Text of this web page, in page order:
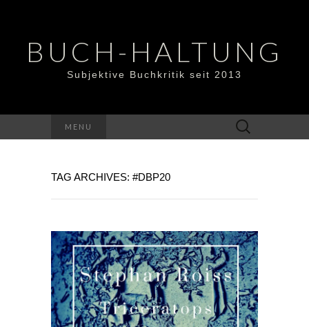
BUCH-HALTUNG
Subjektive Buchkritik seit 2013
MENU
Suchen
nach:
TAG ARCHIVES: #DBP20